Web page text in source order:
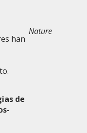
han
Nature
de